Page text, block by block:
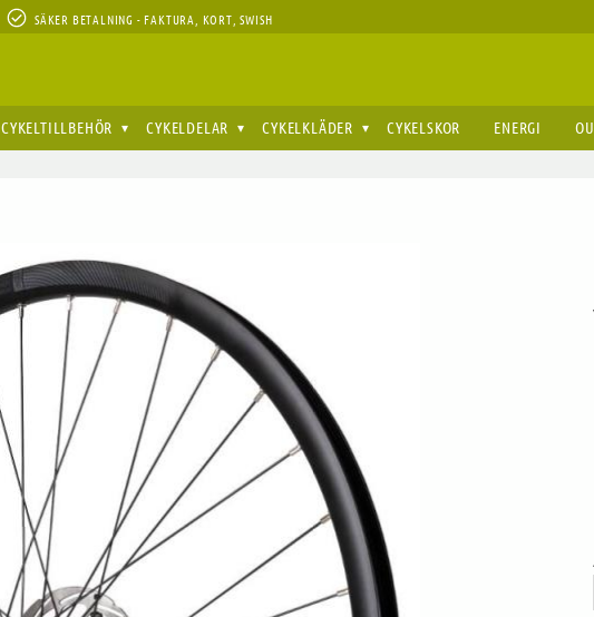
SÄKER BETALNING - FAKTURA, KORT, SWISH
CYKELTILLBEHÖR CYKELDELAR CYKELKLÄDER CYKELSKOR ENERGI